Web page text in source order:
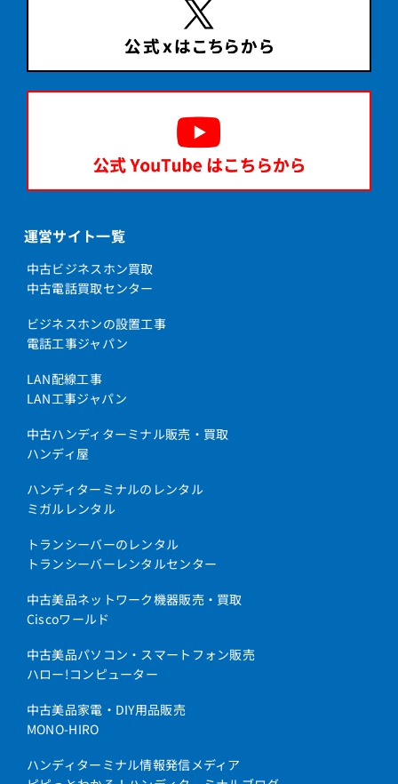
運営サイト一覧
中古ビジネスホン買取
中古電話買取センター
ビジネスホンの設置工事
電話工事ジャパン
LAN配線工事
LAN工事ジャパン
中古ハンディターミナル販売・買取
ハンディ屋
ハンディターミナルのレンタル
ミガルレンタル
トランシーバーのレンタル
トランシーバーレンタルセンター
中古美品ネットワーク機器販売・買取
Ciscoワールド
中古美品パソコン・スマートフォン販売
ハロー!コンピューター
中古美品家電・DIY用品販売
MONO-HIRO
ハンディターミナル情報発信メディア